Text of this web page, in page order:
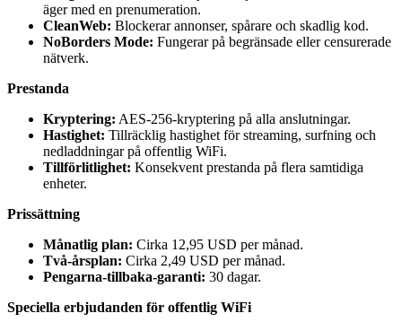
äger med en prenumeration.
CleanWeb: Blockerar annonser, spårare och skadlig kod.
NoBorders Mode: Fungerar på begränsade eller censurerade
nätverk.
Prestanda
Kryptering: AES-256-kryptering på alla anslutningar.
Hastighet: Tillräcklig hastighet för streaming, surfning och
nedladdningar på offentlig WiFi.
Tillförlitlighet: Konsekvent prestanda på flera samtidiga
enheter.
Prissättning
Månatlig plan: Cirka 12,95 USD per månad.
Två-årsplan: Cirka 2,49 USD per månad.
Pengarna-tillbaka-garanti: 30 dagar.
Speciella erbjudanden för offentlig WiFi